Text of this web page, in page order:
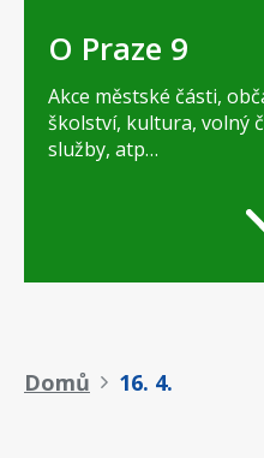
O Praze 9
Akce městské části,
školství, kultura, volný
služby, atp…
Drobečková
Domů 16. 4.